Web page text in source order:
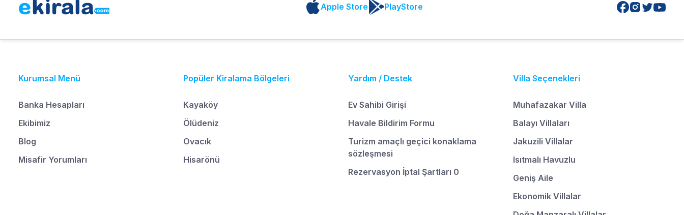
Apple Store PlayStore
Kurumsal Menü
Banka Hesapları
Ekibimiz
Blog
Misafir Yorumları
Popüler Kiralama Bölgeleri
Kayaköy
Ölüdeniz
Ovacık
Hisarönü
Yardım / Destek
Ev Sahibi Girişi
Havale Bildirim Formu
Turizm amaçlı geçici konaklama
sözleşmesi
Rezervasyon İptal Şartları 0
Villa Seçenekleri
Muhafazakar Villa
Balayı Villaları
Jakuzili Villalar
Isıtmalı Havuzlu
Geniş Aile
Ekonomik Villalar